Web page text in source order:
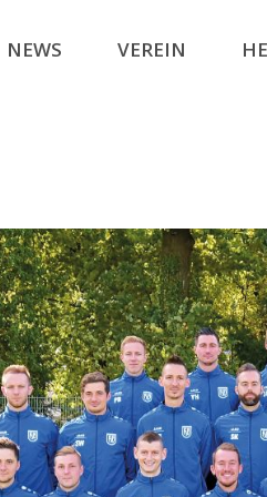
NEWS VEREIN